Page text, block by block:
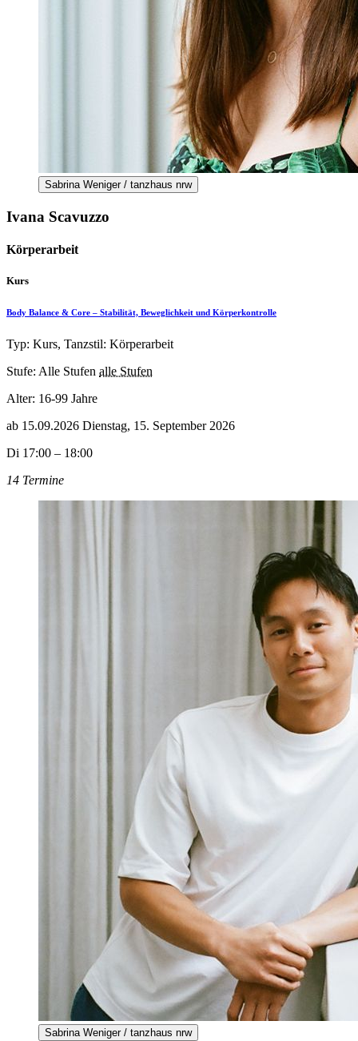
Sabrina Weniger / tanzhaus nrw
Ivana Scavuzzo
Körperarbeit
Kurs
Body Balance & Core – Stabilität, Beweglichkeit und Körperkontrolle
Typ: Kurs, Tanzstil: Körperarbeit
Stufe: Alle Stufen alle Stufen
Alter: 16-99 Jahre
ab 15.09.2026 Dienstag, 15. September 2026
Di 17:00 – 18:00
14 Termine
Sabrina Weniger / tanzhaus nrw